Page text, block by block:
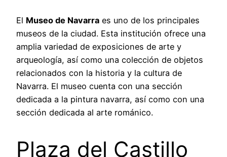
El Museo de Navarra es uno de los principales
museos de la ciudad. Esta institución ofrece una
amplia variedad de exposiciones de arte y
arqueología, así como una colección de objetos
relacionados con la historia y la cultura de
Navarra. El museo cuenta con una sección
dedicada a la pintura navarra, así como con una
sección dedicada al arte románico.
Plaza del Castillo